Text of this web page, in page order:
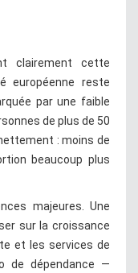
clairement cette
européenne reste
par une faible
de plus de 50
: moins de
beaucoup plus
majeures. Une
sur la croissance
et les services de
de dépendance —